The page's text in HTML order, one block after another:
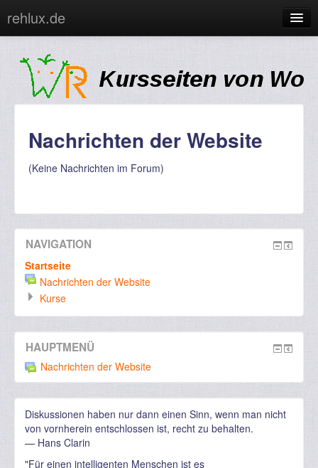
rehlux.de
Nachrichten der Website
(Keine Nachrichten im Forum)
NAVIGATION
Startseite
Nachrichten der Website
Kurse
HAUPTMENÜ
Nachrichten der Website
Diskussionen haben nur dann einen Sinn, wenn man nicht
von vornherein entschlossen ist, recht zu behalten.
— Hans Clarin
"Für einen intelligenten Menschen ist es